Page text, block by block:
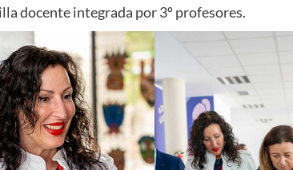
docente integrada por 3º profesores.